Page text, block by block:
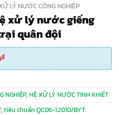
LÝ NƯỚC CÔNG NGHIỆP
xử lý nước giếng
quân đội
₫
NGHIỆP, HỆ XỬ LÝ NƯỚC TINH KHIẾT
, tiêu chuẩn QC06-1:2010/BYT.